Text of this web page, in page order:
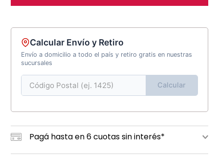
Calcular Envío y Retiro
Envío a domicilio a todo el país y retiro gratis en nuestras
sucursales
Calcular
Pagá hasta en 6 cuotas sin interés*